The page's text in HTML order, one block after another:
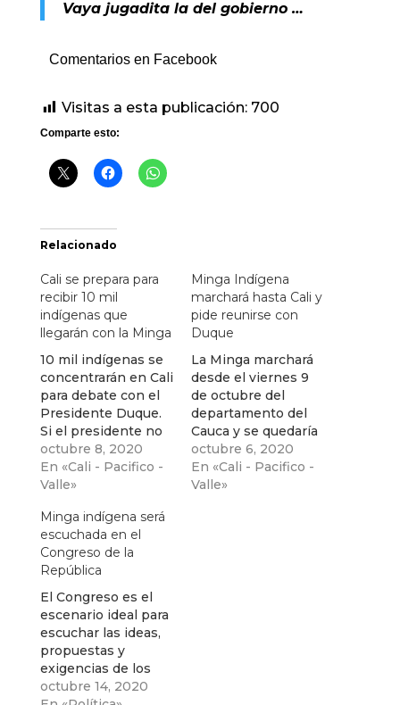
Vaya jugadita la del gobierno …
Comentarios en Facebook
Visitas a esta publicación: 700
Comparte esto:
Relacionado
Cali se prepara para
recibir 10 mil
indígenas que
llegarán con la Minga
10 mil indígenas se
concentrarán en Cali
para debate con el
Presidente Duque.
Si el presidente no
llega , se movilizarán
hasta Bogotá.
octubre 8, 2020
En «Cali - Pacifico -
Valle»
Minga Indígena
marchará hasta Cali y
pide reunirse con
Duque
La Minga marchará
desde el viernes 9
de octubre del
departamento del
Cauca y se quedaría
en Cali hasta el
lunes a la espera de
la llegada del
octubre 6, 2020
En «Cali - Pacifico -
Valle»
Minga indígena será
escuchada en el
Congreso de la
República
El Congreso es el
escenario ideal para
escuchar las ideas,
propuestas y
exigencias de los
indígenas, señaló el
octubre 14, 2020